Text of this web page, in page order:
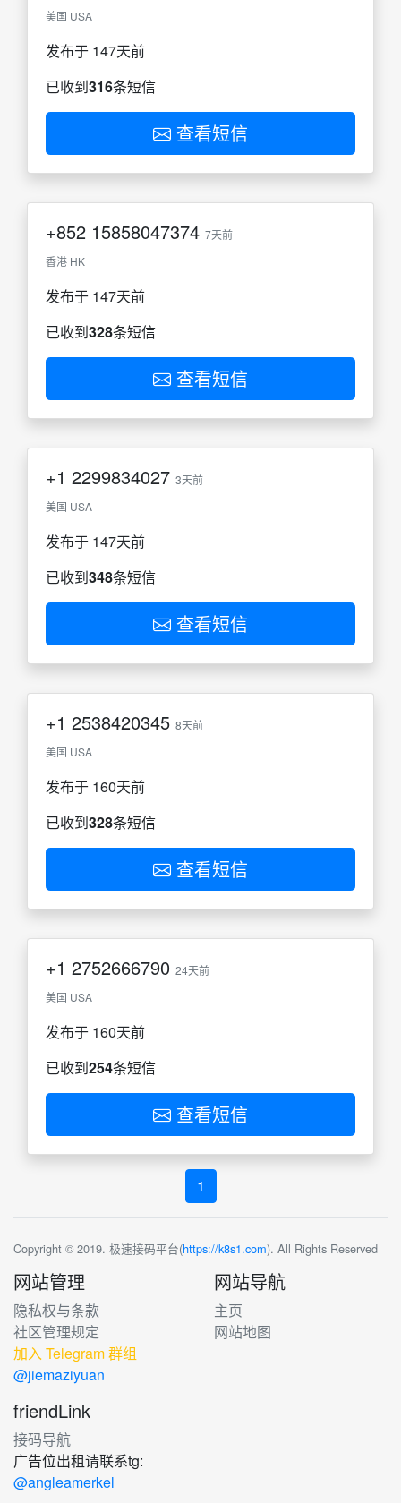
美国 USA
发布于 147天前
已收到316条短信
查看短信
+852 15858047374 7天前
香港 HK
发布于 147天前
已收到328条短信
查看短信
+1 2299834027 3天前
美国 USA
发布于 147天前
已收到348条短信
查看短信
+1 2538420345 8天前
美国 USA
发布于 160天前
已收到328条短信
查看短信
+1 2752666790 24天前
美国 USA
发布于 160天前
已收到254条短信
查看短信
1
Copyright © 2019. 极速接码平台(https://k8s1.com). All Rights Reserved
网站管理
隐私权与条款
社区管理规定
加入 Telegram 群组
@jiemaziyuan
网站导航
主页
网站地图
friendLink
接码导航
广告位出租请联系tg:
@angleamerkel